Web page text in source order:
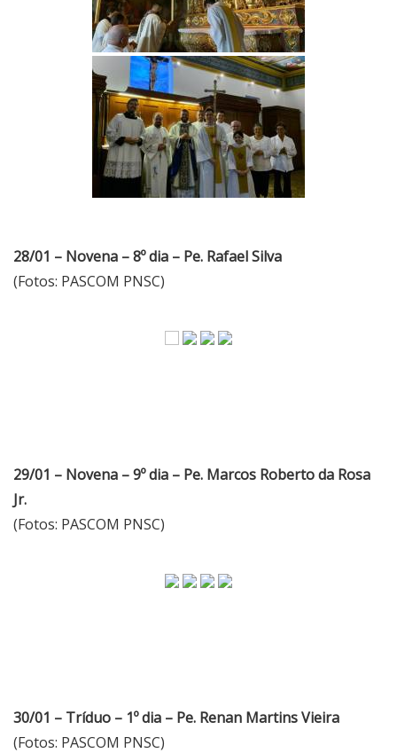
28/01 – Novena – 8º dia – Pe. Rafael Silva
(Fotos: PASCOM PNSC)
29/01 – Novena – 9º dia – Pe. Marcos Roberto da Rosa
Jr.
(Fotos: PASCOM PNSC)
30/01 – Tríduo – 1º dia – Pe. Renan Martins Vieira
(Fotos: PASCOM PNSC)